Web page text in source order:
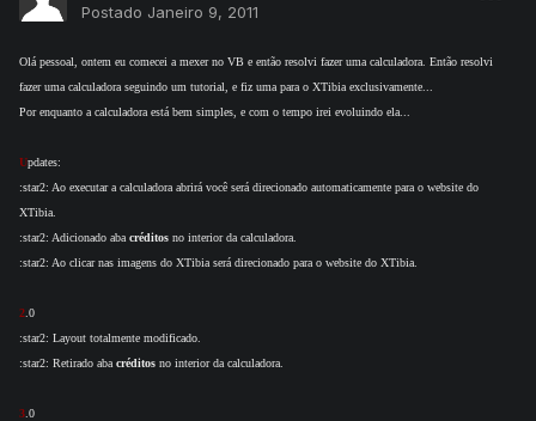
Postado Janeiro 9, 2011
Olá pessoal, ontem eu comecei a mexer no VB e então resolvi fazer uma calculadora. Então resolvi
fazer uma calculadora seguindo um tutorial, e fiz uma para o XTibia exclusivamente...
Por enquanto a calculadora está bem simples, e com o tempo irei evoluindo ela...
Updates:
:star2: Ao executar a calculadora abrirá você será direcionado automaticamente para o website do
XTibia.
:star2: Adicionado aba créditos no interior da calculadora.
:star2: Ao clicar nas imagens do XTibia será direcionado para o website do XTibia.
2 .0
:star2: Layout totalmente modificado.
:star2: Retirado aba créditos no interior da calculadora.
3 .0